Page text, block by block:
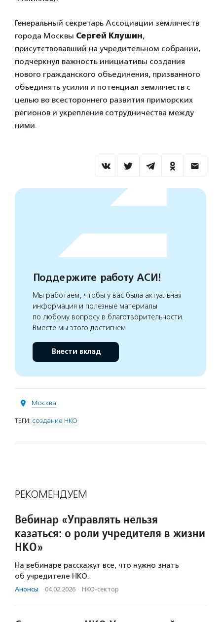
Генеральный секретарь Ассоциации землячеств
города Москвы Сергей Клушин,
присутствовавший на учредительном собрании,
подчеркнул важность инициативы создания
нового гражданского объединения, призванного
объединять усилия и потенциал землячеств с
целью во всестороннего развития приморских
регионов и укрепления сотрудничества между
ними.
Поддержите работу АСИ!
Мы работаем, чтобы у вас была актуальная
информация и полезные материалы
по любому вопросу в благотворительности.
Вместе мы этого достигнем
Внести вклад
Москва
ТЕГИ: создание НКО
РЕКОМЕНДУЕМ
Вебинар «Управлять нельзя
казаться: о роли учредителя в жизни
НКО»
На вебинаре расскажут все, что нужно знать
об учредителе НКО.
Анонсы · 04.02.2026 · НКО-сектор